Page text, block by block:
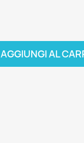
AGGIUNGI AL